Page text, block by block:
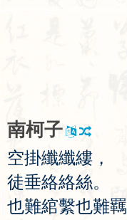
南柯子
空掛纖纖縷 ，
徒垂絡絡絲。
也難綰繫也難羈